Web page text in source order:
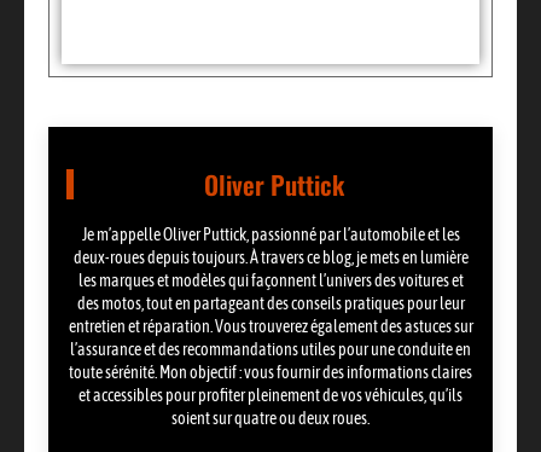
Oliver Puttick
Je m’appelle Oliver Puttick, passionné par l’automobile et les
deux-roues depuis toujours. À travers ce blog, je mets en lumière
les marques et modèles qui façonnent l’univers des voitures et
des motos, tout en partageant des conseils pratiques pour leur
entretien et réparation. Vous trouverez également des astuces sur
l’assurance et des recommandations utiles pour une conduite en
toute sérénité. Mon objectif : vous fournir des informations claires
et accessibles pour profiter pleinement de vos véhicules, qu’ils
soient sur quatre ou deux roues.